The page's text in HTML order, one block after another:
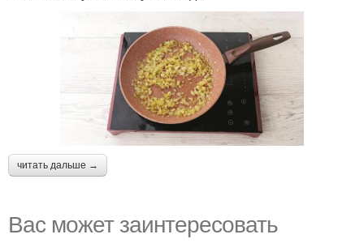
читать дальше →
Вас может заинтересовать